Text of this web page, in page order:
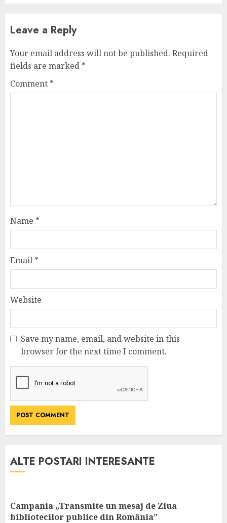
Leave a Reply
Your email address will not be published. Required
fields are marked *
Comment *
Name *
Email *
Website
Save my name, email, and website in this
browser for the next time I comment.
ALTE POSTARI INTERESANTE
Campania „Transmite un mesaj de Ziua
bibliotecilor publice din România”